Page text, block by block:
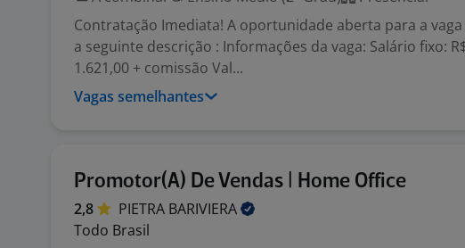
Contratação Imediata! A oportunidade aberta para a
a seguinte descrição : Informações da vaga: Salário fixo:
1.621,00 + comissão Val...
Vagas semelhantes
Promotor(A) De Vendas | Home Office
2,8 PIETRA BARIVIERA
Todo Brasil